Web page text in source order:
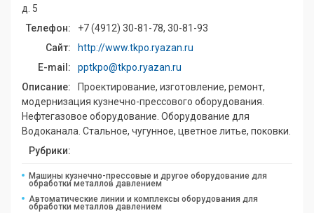
д. 5
Телефон:
+7 (4912) 30-81-78, 30-81-93
Сайт:
http://www.tkpo.ryazan.ru
E-mail:
pptkpo@tkpo.ryazan.ru
Описание:
Проектирование, изготовление, ремонт,
модернизация кузнечно-прессового оборудования.
Нефтегазовое оборудование. Оборудование для
Водоканала. Стальное, чугунное, цветное литье, поковки.
Рубрики:
Машины кузнечно-прессовые и другое оборудование для
обработки металлов давлением
Автоматические линии и комплексы оборудования для
обработки металлов давлением